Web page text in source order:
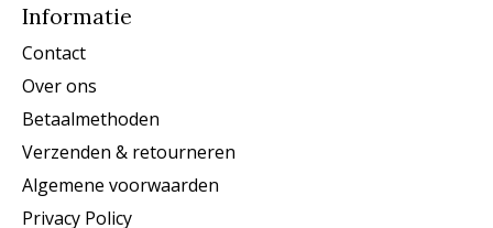
Informatie
Contact
Over ons
Betaalmethoden
Verzenden & retourneren
Algemene voorwaarden
Privacy Policy